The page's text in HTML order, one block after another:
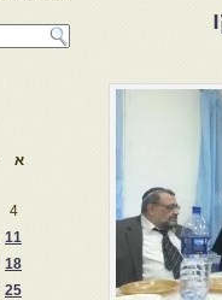
א
4
11
18
25